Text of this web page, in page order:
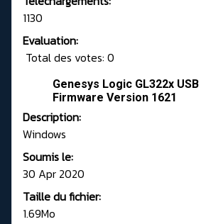
1130
Evaluation:
Total des votes: 0
Genesys Logic GL322x
Firmware Version 1621
Description:
Windows
Soumis le:
30 Apr 2020
Taille du fichier:
1.69Mo